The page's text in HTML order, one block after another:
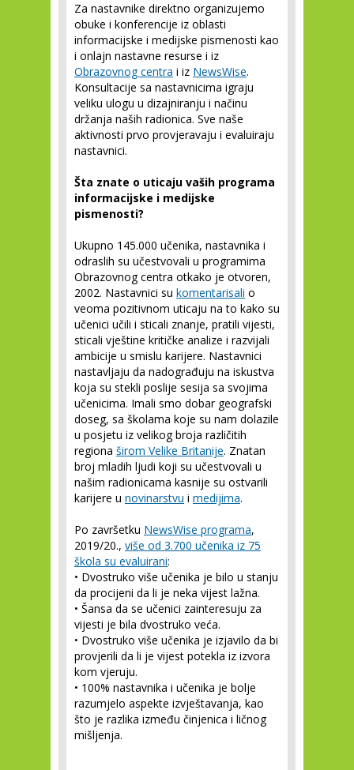
Za nastavnike direktno organizujemo
obuke i konferencije iz oblasti
informacijske i medijske pismenosti kao
i onlajn nastavne resurse i iz
Obrazovnog centra i iz NewsWise.
Konsultacije sa nastavnicima igraju
veliku ulogu u dizajniranju i načinu
držanja naših radionica. Sve naše
aktivnosti prvo provjeravaju i evaluiraju
nastavnici.
Šta znate o uticaju vaših programa
informacijske i medijske
pismenosti?
Ukupno 145.000 učenika, nastavnika i
odraslih su učestvovali u programima
Obrazovnog centra otkako je otvoren,
2002. Nastavnici su komentarisali o
veoma pozitivnom uticaju na to kako su
učenici učili i sticali znanje, pratili vijesti,
sticali vještine kritičke analize i razvijali
ambicije u smislu karijere. Nastavnici
nastavljaju da nadograđuju na iskustva
koja su stekli poslije sesija sa svojima
učenicima. Imali smo dobar geografski
doseg, sa školama koje su nam dolazile
u posjetu iz velikog broja različitih
regiona širom Velike Britanije. Znatan
broj mladih ljudi koji su učestvovali u
našim radionicama kasnije su ostvarili
karijere u novinarstvu i medijima.
Po završetku NewsWise programa,
2019/20., više od 3.700 učenika iz 75
škola su evaluirani:
• Dvostruko više učenika je bilo u stanju
da procijeni da li je neka vijest lažna.
• Šansa da se učenici zainteresuju za
vijesti je bila dvostruko veća.
• Dvostruko više učenika je izjavilo da bi
provjerili da li je vijest potekla iz izvora
kom vjeruju.
• 100% nastavnika i učenika je bolje
razumjelo aspekte izvještavanja, kao
što je razlika između činjenica i ličnog
mišljenja.